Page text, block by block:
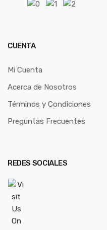
CUENTA
Mi Cuenta
Acerca de Nosotros
Términos y Condiciones
Preguntas Frecuentes
REDES SOCIALES